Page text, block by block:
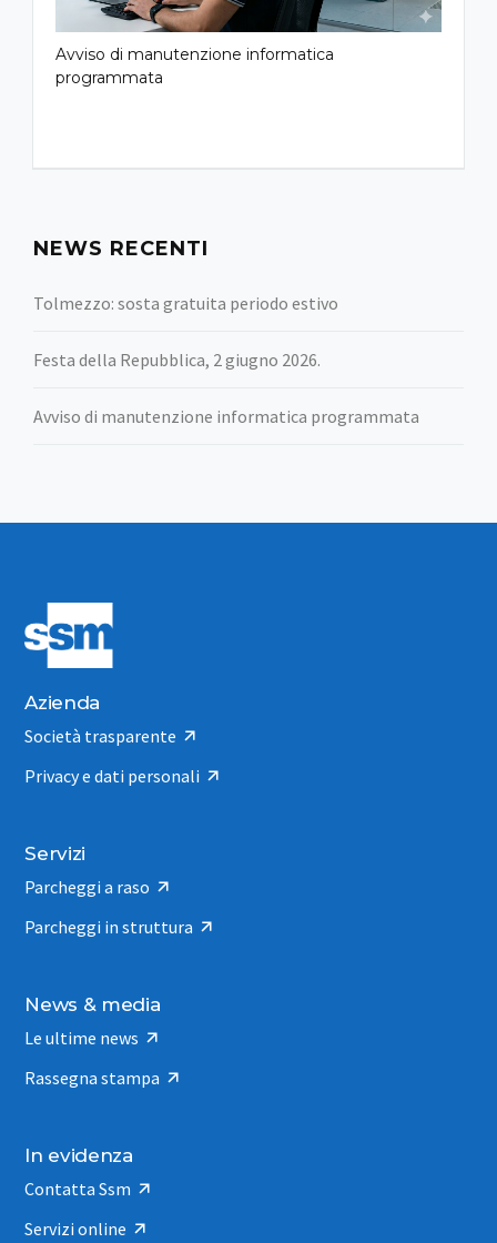
Avviso di manutenzione informatica
programmata
NEWS RECENTI
Tolmezzo: sosta gratuita periodo estivo
Festa della Repubblica, 2 giugno 2026.
Avviso di manutenzione informatica programmata
Azienda
Società trasparente
Privacy e dati personali
Servizi
Parcheggi a raso
Parcheggi in struttura
News & media
Le ultime news
Rassegna stampa
In evidenza
Contatta Ssm
Servizi online